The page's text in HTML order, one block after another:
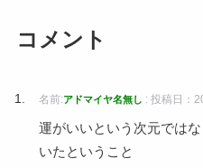
コメント
名前:アドマイヤ名無し : 投稿日：
運がいいという次元では
いたということ